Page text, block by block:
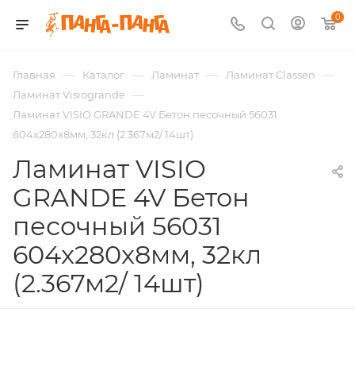
0
Главная — Каталог — Ламинат — Ламинат Classen —
Ламинат Visiogrande —
Ламинат VISIO GRANDE 4V Бетон песочный 56031
604x280x8мм, 32кл (2.367м2/ 14шт)
Ламинат VISIO
GRANDE 4V Бетон
песочный 56031
604x280x8мм, 32кл
(2.367м2/ 14шт)